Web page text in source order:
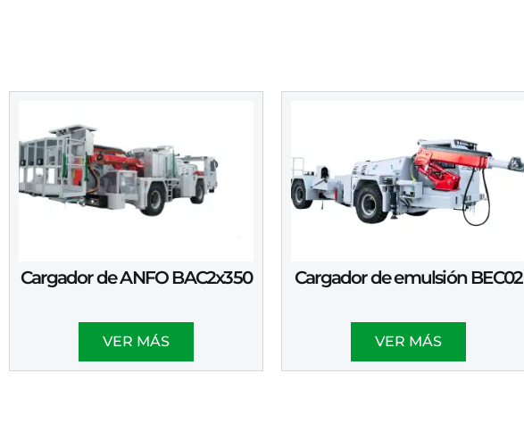
Cargador de ANFO BAC2x350
VER MÁS
Cargador de emulsión BEC02
VER MÁS